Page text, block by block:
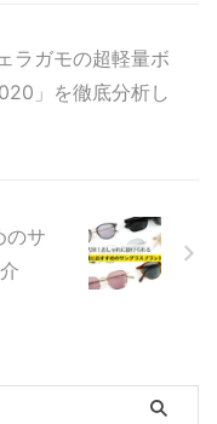
ラガモの超軽量ボ
」を徹底分析し
のサ